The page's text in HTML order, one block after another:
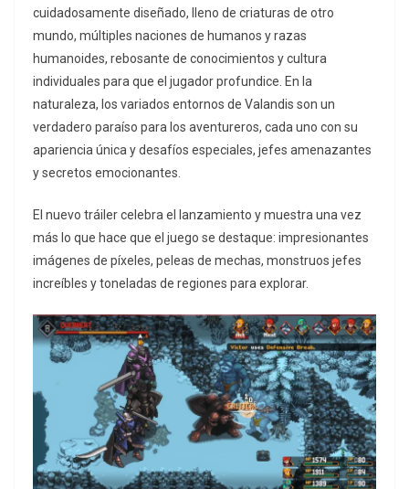
cuidadosamente diseñado, lleno de criaturas de otro
mundo, múltiples naciones de humanos y razas
humanoides, rebosante de conocimientos y cultura
individuales para que el jugador profundice. En la
naturaleza, los variados entornos de Valandis son un
verdadero paraíso para los aventureros, cada uno con su
apariencia única y desafíos especiales, jefes amenazantes
y secretos emocionantes.
El nuevo tráiler celebra el lanzamiento y muestra una vez
más lo que hace que el juego se destaque: impresionantes
imágenes de píxeles, peleas de mechas, monstruos jefes
increíbles y toneladas de regiones para explorar.